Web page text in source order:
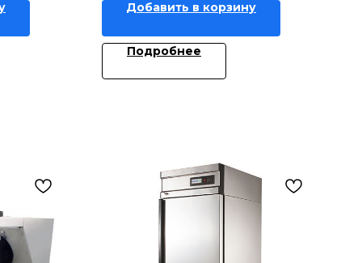
Добавить в корзину
Подробнее